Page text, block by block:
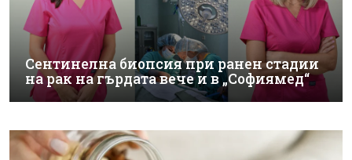
Сентинелна биопсия при ранен стадии
на рак на гърдата вече и в „Софиямед“